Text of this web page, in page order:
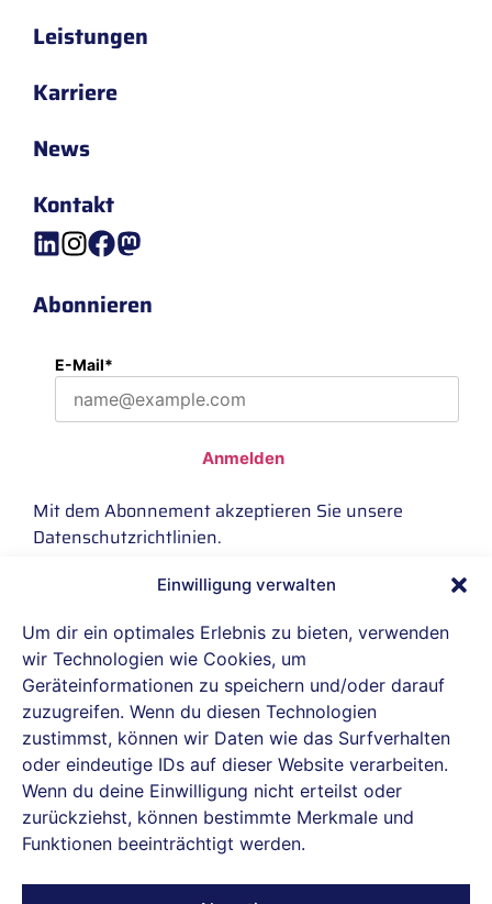
Einwilligung verwalten
Um dir ein optimales Erlebnis zu bieten, verwenden
wir Technologien wie Cookies, um
Geräteinformationen zu speichern und/oder darauf
zuzugreifen. Wenn du diesen Technologien
zustimmst, können wir Daten wie das Surfverhalten
oder eindeutige IDs auf dieser Website verarbeiten.
Wenn du deine Einwilligung nicht erteilst oder
zurückziehst, können bestimmte Merkmale und
Funktionen beeinträchtigt werden.
Leistungen
Karriere
News
Kontakt
Abonnieren
E-Mail*
Anmelden
Mit dem Abonnement akzeptieren Sie unsere
Datenschutzrichtlinien.
Partner von Proxmox Server Solutions.
Datenschutz
Cookie-Richtlinie (EU)
Allgemeine Geschäftsbedingungen
Impressum